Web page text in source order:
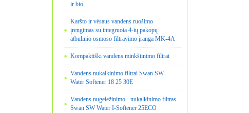
ir bio
Karšto ir vėsaus vandens ruošimo
įrengimas su integruota 4-ių pakopų
atbulinio osmoso filtravimo įranga MK-4A
Kompaktiški vandens minkštinimo filtrai
Vandens nukalkinimo filtrai Swan SW
Water Softener 18 25 30E
Vandens nugeležinimo - nukalkinimo filtras
Swan SW Water I-Softener 25ECO